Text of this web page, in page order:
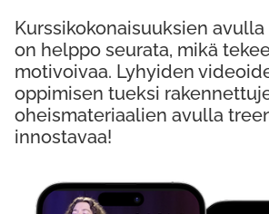
Kurssikokonaisuuksien
on helppo seurata, mikä
motivoivaa. Lyhyiden
oppimisen tueksi
oheismateriaalien avulla
innostavaa!